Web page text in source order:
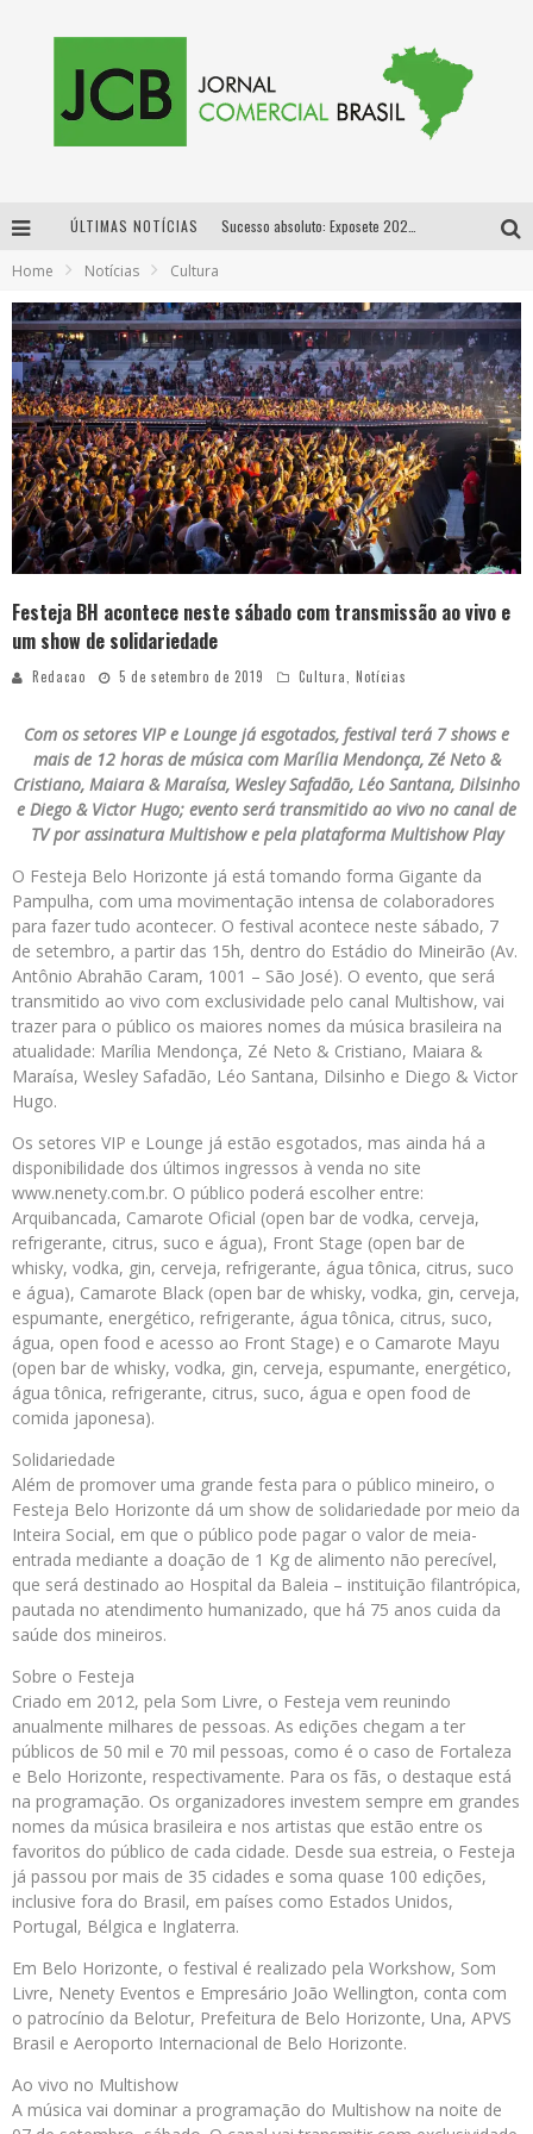
ÚLTIMAS NOTÍCIAS
Designer mineira lança jogo educativo sobre coleta seletiva na maior feira de jogos de tabuleiro da América Latina
Proibida anuncia retorno da Puro Malte Extra e consolida trajetória de democratização cervejeira no Brasil
Home Notícias Cultura
Festeja BH acontece neste sábado com transmissão ao vivo e
um show de solidariedade
Redacao 5 de setembro de 2019 Cultura, Notícias
Com os setores VIP e Lounge já esgotados, festival terá 7 shows e
mais de 12 horas de música com Marília Mendonça, Zé Neto &
Cristiano, Maiara & Maraísa, Wesley Safadão, Léo Santana, Dilsinho
e Diego & Victor Hugo; evento será transmitido ao vivo no canal de
TV por assinatura Multishow e pela plataforma Multishow Play
O Festeja Belo Horizonte já está tomando forma Gigante da
Pampulha, com uma movimentação intensa de colaboradores
para fazer tudo acontecer. O festival acontece neste sábado, 7
de setembro, a partir das 15h, dentro do Estádio do Mineirão (Av.
Antônio Abrahão Caram, 1001 – São José). O evento, que será
transmitido ao vivo com exclusividade pelo canal Multishow, vai
trazer para o público os maiores nomes da música brasileira na
atualidade: Marília Mendonça, Zé Neto & Cristiano, Maiara &
Maraísa, Wesley Safadão, Léo Santana, Dilsinho e Diego & Victor
Hugo.
Os setores VIP e Lounge já estão esgotados, mas ainda há a
disponibilidade dos últimos ingressos à venda no site
www.nenety.com.br. O público poderá escolher entre:
Arquibancada, Camarote Oficial (open bar de vodka, cerveja,
refrigerante, citrus, suco e água), Front Stage (open bar de
whisky, vodka, gin, cerveja, refrigerante, água tônica, citrus, suco
e água), Camarote Black (open bar de whisky, vodka, gin, cerveja,
espumante, energético, refrigerante, água tônica, citrus, suco,
água, open food e acesso ao Front Stage) e o Camarote Mayu
(open bar de whisky, vodka, gin, cerveja, espumante, energético,
água tônica, refrigerante, citrus, suco, água e open food de
comida japonesa).
Solidariedade
Além de promover uma grande festa para o público mineiro, o
Festeja Belo Horizonte dá um show de solidariedade por meio da
Inteira Social, em que o público pode pagar o valor de meia-
entrada mediante a doação de 1 Kg de alimento não perecível,
que será destinado ao Hospital da Baleia – instituição filantrópica,
pautada no atendimento humanizado, que há 75 anos cuida da
saúde dos mineiros.
Sobre o Festeja
Criado em 2012, pela Som Livre, o Festeja vem reunindo
anualmente milhares de pessoas. As edições chegam a ter
públicos de 50 mil e 70 mil pessoas, como é o caso de Fortaleza
e Belo Horizonte, respectivamente. Para os fãs, o destaque está
na programação. Os organizadores investem sempre em grandes
nomes da música brasileira e nos artistas que estão entre os
favoritos do público de cada cidade. Desde sua estreia, o Festeja
já passou por mais de 35 cidades e soma quase 100 edições,
inclusive fora do Brasil, em países como Estados Unidos,
Portugal, Bélgica e Inglaterra.
Em Belo Horizonte, o festival é realizado pela Workshow, Som
Livre, Nenety Eventos e Empresário João Wellington, conta com
o patrocínio da Belotur, Prefeitura de Belo Horizonte, Una, APVS
Brasil e Aeroporto Internacional de Belo Horizonte.
Ao vivo no Multishow
A música vai dominar a programação do Multishow na noite de